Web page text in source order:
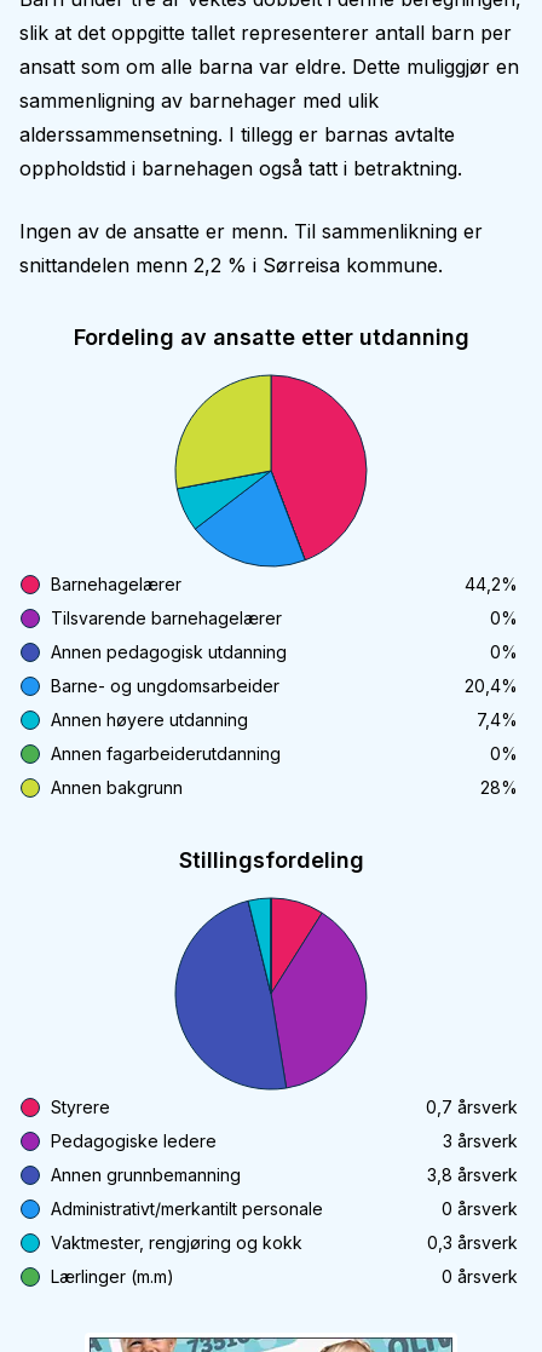
slik at det oppgitte tallet representerer antall barn per
ansatt som om alle barna var eldre. Dette muliggjør en
sammenligning av barnehager med ulik
alderssammensetning. I tillegg er barnas avtalte
oppholdstid i barnehagen også tatt i betraktning.
Ingen av de ansatte er menn. Til sammenlikning er
snittandelen menn 2,2 % i Sørreisa kommune.
Fordeling av ansatte etter utdanning
Barnehagelærer 44,2%
Tilsvarende barnehagelærer
0%
Annen pedagogisk utdanning
0%
Barne- og ungdomsarbeider
20,4%
Annen høyere utdanning
7,4%
Annen fagarbeiderutdanning
0%
Annen bakgrunn
28%
Stillingsfordeling
Styrere 0,7 årsverk
Pedagogiske ledere
3 årsverk
Annen grunnbemanning
3,8 årsverk
Administrativt/merkantilt personale
0 årsverk
Vaktmester, rengjøring og kokk
0,3 årsverk
Lærlinger (m.m)
0 årsverk